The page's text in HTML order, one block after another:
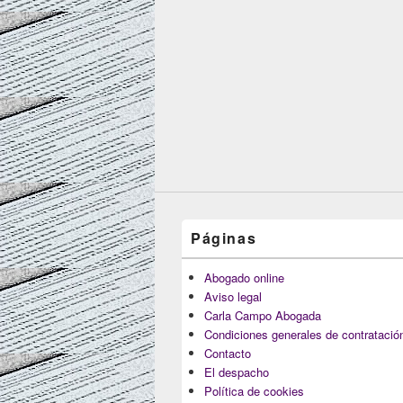
Páginas
Abogado online
Aviso legal
Carla Campo Abogada
Condiciones generales de
Contacto
El despacho
Política de cookies